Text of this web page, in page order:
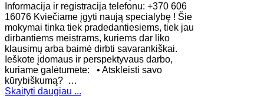
Informacija ir registracija telefonu: +370 606
16076 Kviečiame įgyti naują specialybę ! Šie
mokymai tinka tiek pradedantiesiems, tiek jau
dirbantiems meistrams, kuriems dar liko
klausimų arba baimė dirbti savarankiškai.
Ieškote įdomaus ir perspektyvaus darbo,
kuriame galėtumėte: • Atskleisti savo
kūrybiškumą? …
Skaityti daugiau ...